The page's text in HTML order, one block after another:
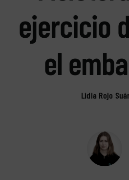
ejercicio
el
Lidia Rojo